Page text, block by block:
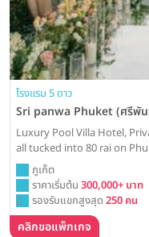
โรงแรม 5 ดาว
Sri panwa Phuket (ศรีพัน
Luxury Pool Villa Hotel,
all tucked into 80 rai on
ภูเก็ต
ราคาเริ่มต้น 300,000+ บาท
รองรับแขกสูงสุด 250 คน
คลิกขอแพ็กเกจ